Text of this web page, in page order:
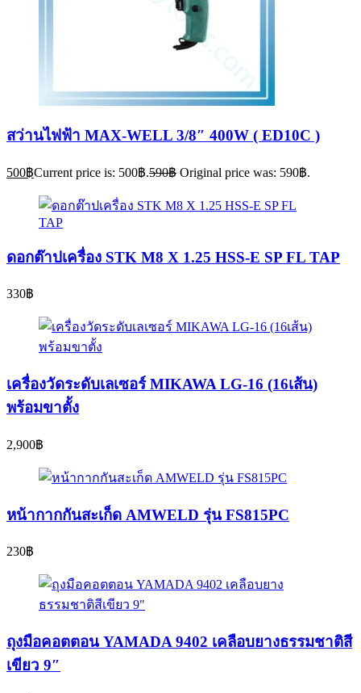
สว่านไฟฟ้า MAX-WELL 3/8″ 400W ( ED10C )
500฿Current price is: 500฿.590฿ Original price was: 590฿.
ดอกต๊าปเครื่อง STK M8 X 1.25 HSS-E SP FL TAP
330฿
เครื่องวัดระดับเลเซอร์ MIKAWA LG-16 (16เส้น)
พร้อมขาตั้ง
2,900฿
หน้ากากกันสะเก็ด AMWELD รุ่น FS815PC
230฿
ถุงมือคอตตอน YAMADA 9402 เคลือบยางธรรมชาติสี
เขียว 9″